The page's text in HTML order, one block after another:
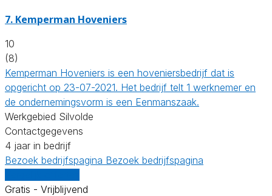
7. Kemperman Hoveniers
10
(8)
Kemperman Hoveniers is een hoveniersbedrijf dat is
opgericht op 23-07-2021. Het bedrijf telt 1 werknemer en
de ondernemingsvorm is een Eenmanszaak.
Werkgebied Silvolde
Contactgegevens
4 jaar in bedrijf
Bezoek bedrijfspagina Bezoek bedrijfspagina
Gratis - Vrijblijvend